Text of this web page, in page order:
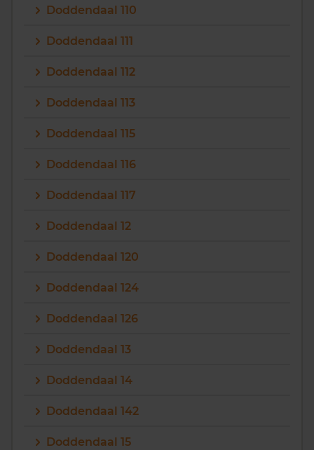
Doddendaal 110
Doddendaal 111
Doddendaal 112
Doddendaal 113
Doddendaal 115
Doddendaal 116
Doddendaal 117
Doddendaal 12
Doddendaal 120
Doddendaal 124
Doddendaal 126
Doddendaal 13
Doddendaal 14
Doddendaal 142
Doddendaal 15